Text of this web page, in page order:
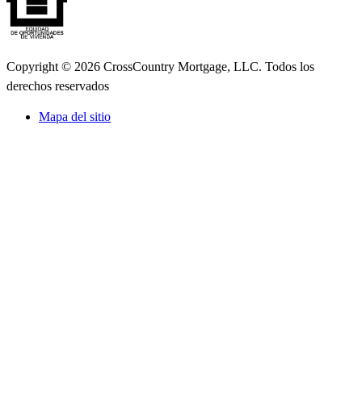
Copyright © 2026 CrossCountry Mortgage, LLC. Todos los
derechos reservados
Mapa del sitio